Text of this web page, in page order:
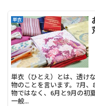
単衣
単衣（ひとえ）とは、透け
物のことを言います。7月
物ではなく、6月と9月の初
一般...